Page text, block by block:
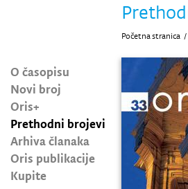
O časopisu
Novi broj
Oris+
Prethodni brojevi
Arhiva članaka
Oris publikacije
Kupite
Početna stranica /